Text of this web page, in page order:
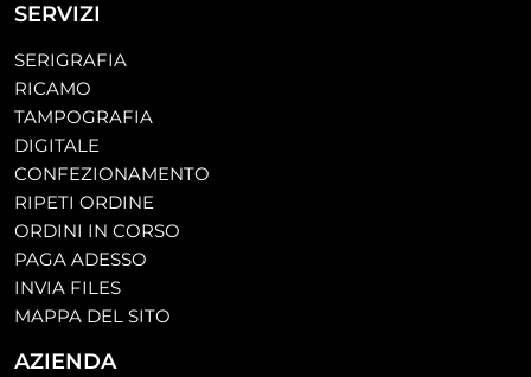
SERVIZI
SERIGRAFIA
RICAMO
TAMPOGRAFIA
DIGITALE
CONFEZIONAMENTO
RIPETI ORDINE
ORDINI IN CORSO
PAGA ADESSO
INVIA FILES
MAPPA DEL SITO
AZIENDA